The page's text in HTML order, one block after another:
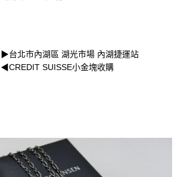
▶台北市內湖區 湖光市場 內湖捷運站
◀CREDIT SUISSE小金塊收購